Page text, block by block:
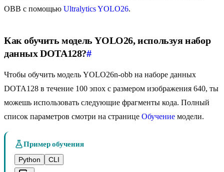
OBB с помощью Ultralytics YOLO26.
Как обучить модель YOLO26, используя набор
данных DOTA128?#
Чтобы обучить модель YOLO26n-obb на наборе данных
DOTA128 в течение 100 эпох с размером изображения 640, ты
можешь использовать следующие фрагменты кода. Полный
список параметров смотри на странице Обучение модели.
Пример обучения
Python
CLI